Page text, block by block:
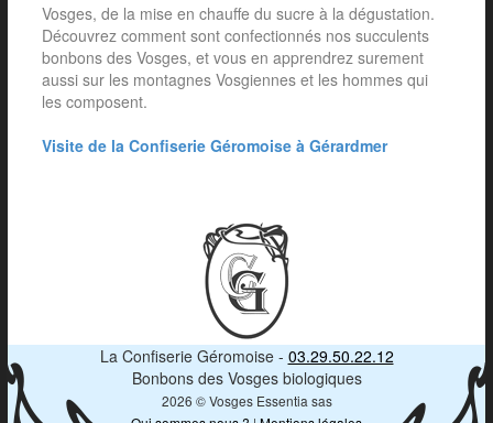
Vosges, de la mise en chauffe du sucre à la dégustation.
Découvrez comment sont confectionnés nos succulents
bonbons des Vosges, et vous en apprendrez surement
aussi sur les montagnes Vosgiennes et les hommes qui
les composent.
Visite de la Confiserie Géromoise à Gérardmer
La Confiserie Géromoise - 03.29.50.22.12
Bonbons des Vosges biologiques
2026 © Vosges Essentia sas